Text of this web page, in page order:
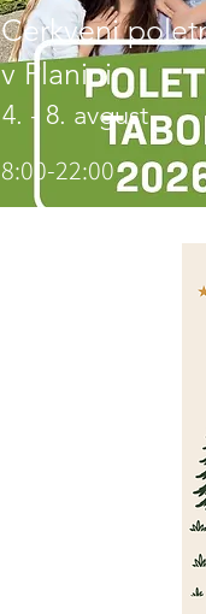
Cerkveni
v Planini
4. - 8. avgust
8:00-22:00